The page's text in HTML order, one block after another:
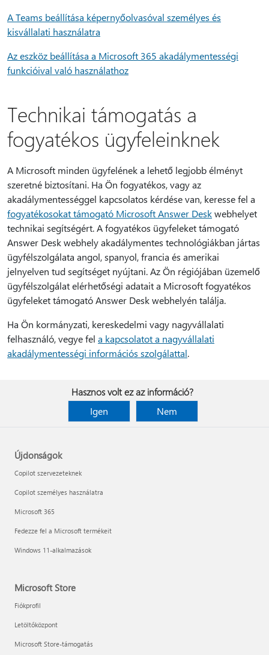
A Teams beállítása képernyőolvasóval személyes és
kisvállalati használatra
Az eszköz beállítása a Microsoft 365 akadálymentességi
funkcióival való használathoz
Technikai támogatás a
fogyatékos ügyfeleinknek
A Microsoft minden ügyfelének a lehető legjobb élményt
szeretné biztosítani. Ha Ön fogyatékos, vagy az
akadálymentességgel kapcsolatos kérdése van, keresse fel a
fogyatékosokat támogató Microsoft Answer Deskwebhelyet
technikai segítségért. A fogyatékos ügyfeleket támogató
Answer Desk webhely akadálymentes technológiákban jártas
ügyfélszolgálata angol, spanyol, francia és amerikai
jelnyelven tud segítséget nyújtani. Az Ön régiójában üzemelő
ügyfélszolgálat elérhetőségi adatait a Microsoft fogyatékos
ügyfeleket támogató Answer Desk webhelyén találja.
Ha Ön kormányzati, kereskedelmi vagy nagyvállalati
felhasználó, vegye fel a kapcsolatot a nagyvállalati
akadálymentességi információs szolgálattal.
Hasznos volt ez az információ?
Igen
Nem
Újdonságok
Copilot szervezeteknek
Copilot személyes használatra
Microsoft 365
Fedezze fel a Microsoft termékeit
Windows 11-alkalmazások
Microsoft Store
Fiókprofil
Letöltőközpont
Microsoft Store-támogatás